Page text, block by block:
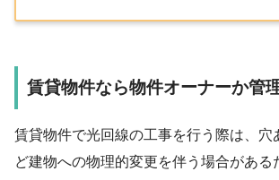
賃貸物件なら物件オーナーか管
賃貸物件で光回線の工事を行う際は、穴
ど建物への物理的変更を伴う場合がある